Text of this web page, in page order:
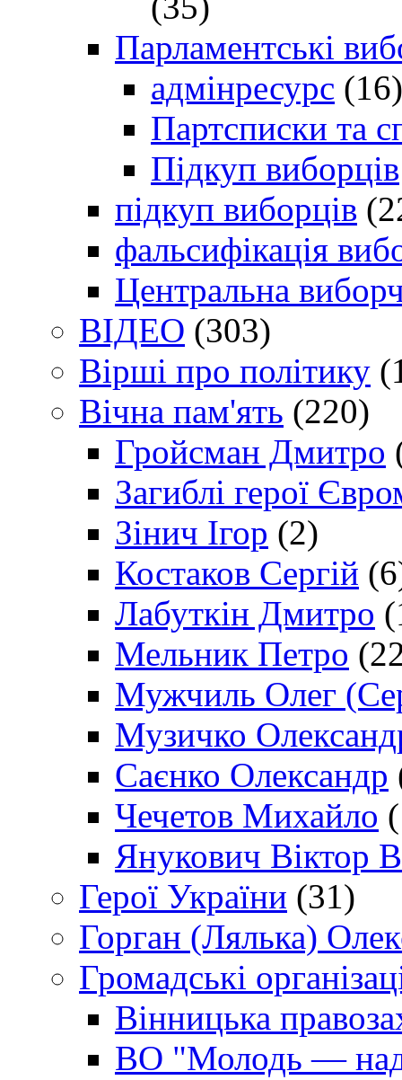
Парламентські
адмінресурс (16)
Партсписки та
Підкуп виборців
підкуп виборців
фальсифікація
Центральна
ВІДЕО (303)
Вірші про політику
Вічна пам'ять (220)
Гройсман Дмитро
Загиблі герої
Зінич Ігор (2)
Костаков Сергій
Лабуткін Дмитро
Мельник Петро
Мужчиль Олег
Музичко
Саєнко Олександр
Чечетов Михайло
Янукович Віктор
Герої України (31)
Горган (Лялька)
Громадські
Вінницька
ВО "Молодь —